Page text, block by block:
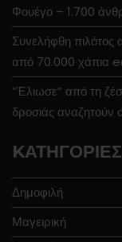
Φουέγο – 1.700
Συνελήφθη πιλότος
από 70.000 χάπια
“Έλιωσε” από τη
δροσιάς αναζητούν
KΑΤΗΓΟΡΊΕΣ
Δημοφιλή
Μαγειρική